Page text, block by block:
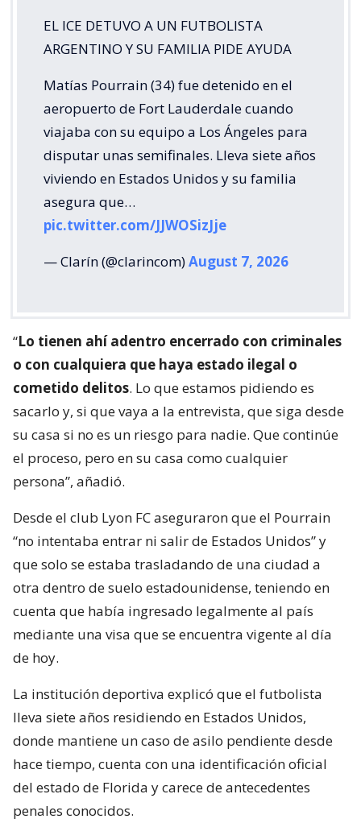
EL ICE DETUVO A UN FUTBOLISTA
ARGENTINO Y SU FAMILIA PIDE AYUDA
Matías Pourrain (34) fue detenido en el
aeropuerto de Fort Lauderdale cuando
viajaba con su equipo a Los Ángeles para
disputar unas semifinales. Lleva siete años
viviendo en Estados Unidos y su familia
asegura que…
pic.twitter.com/JJWOSizJje
— Clarín (@clarincom)August 7, 2026
“Lo tienen ahí adentro encerrado con criminales
o con cualquiera que haya estado ilegal o
cometido delitos. Lo que estamos pidiendo es
sacarlo y, si que vaya a la entrevista, que siga desde
su casa si no es un riesgo para nadie. Que continúe
el proceso, pero en su casa como cualquier
persona”, añadió.
Desde el club Lyon FC aseguraron que el Pourrain
“no intentaba entrar ni salir de Estados Unidos” y
que solo se estaba trasladando de una ciudad a
otra dentro de suelo estadounidense, teniendo en
cuenta que había ingresado legalmente al país
mediante una visa que se encuentra vigente al día
de hoy.
La institución deportiva explicó que el futbolista
lleva siete años residiendo en Estados Unidos,
donde mantiene un caso de asilo pendiente desde
hace tiempo, cuenta con una identificación oficial
del estado de Florida y carece de antecedentes
penales conocidos.